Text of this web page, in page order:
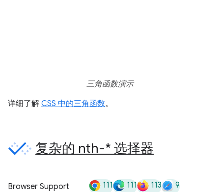
三角函数演示
详细了解 CSS 中的三角函数。
复杂的 nth-* 选择器
Browser Support 111 111 113 9